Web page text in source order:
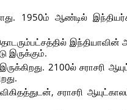
1950ம் ஆண்டில்
இந்தியாவின்
இருக்கும்.
2100ல் சராசரி
சராசரி